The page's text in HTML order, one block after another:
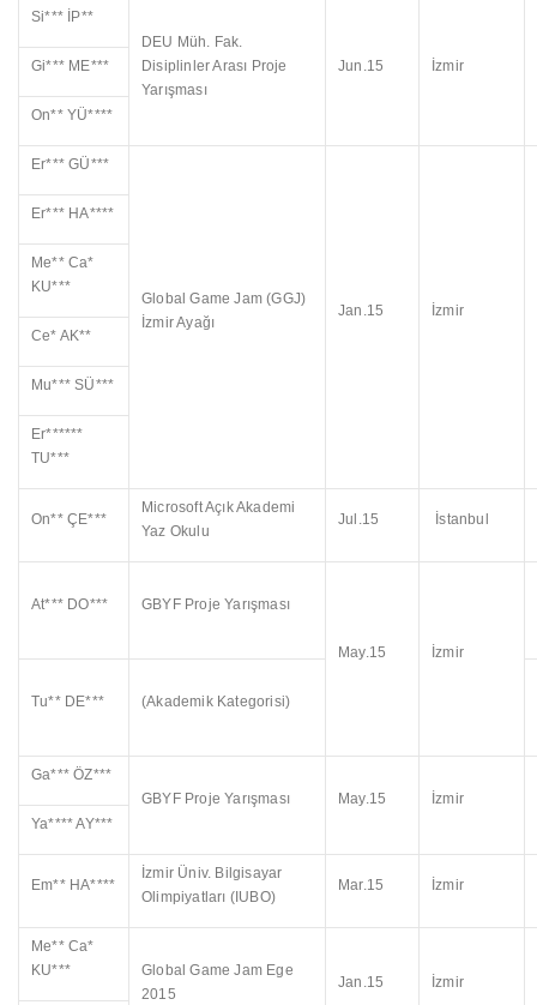
Si*** İP**
DEU Müh. Fak.
Disiplinler Arası Proje
Yarışması
Jun.15 İzmir
Gi*** ME***
On** YÜ****
Er*** GÜ***
Global Game Jam (GGJ)
İzmir Ayağı
Jan.15 İzmir
Er*** HA****
Me** Ca*
KU***
Ce* AK**
Mu*** SÜ***
Er******
TU***
On** ÇE***
Microsoft Açık Akademi
Yaz Okulu
Jul.15 İstanbul
At*** DO*** GBYF Proje Yarışması
May.15 İzmir
Tu** DE*** (Akademik Kategorisi)
Ga*** ÖZ***
GBYF Proje Yarışması
May.15
İzmir
Ya**** AY***
Em** HA****
İzmir Üniv. Bilgisayar
Olimpiyatları (IUBO)
Mar.15 İzmir
Me** Ca*
KU***
Global Game Jam Ege
2015
Jan.15 İzmir